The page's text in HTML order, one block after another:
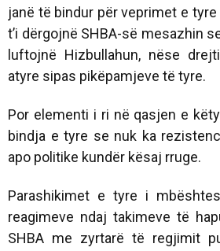
janë të bindur për veprimet e
t’i dërgojnë SHBA-së mesazhin
luftojnë Hizbullahun, nëse
atyre sipas pikëpamjeve të tyre.
Por elementi i ri në qasjen e
bindja e tyre se nuk ka
apo politike kundër kësaj rruge.
Parashikimet e tyre i
reagimeve ndaj takimeve të
SHBA me zyrtarë të regjimit